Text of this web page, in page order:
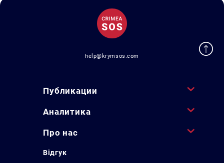
help@krymsos.com
Публикации
Аналитика
Про нас
Відгук